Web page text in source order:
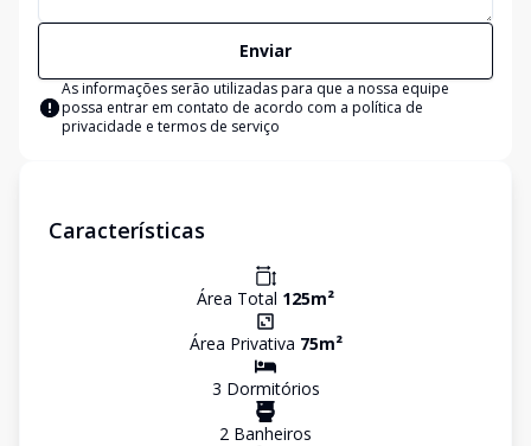
Enviar
As informações serão utilizadas para que a nossa equipe
possa entrar em contato de acordo com a política de
privacidade e termos de serviço
Características
Área Total 125m²
Área Privativa 75m²
3 Dormitórios
2 Banheiros